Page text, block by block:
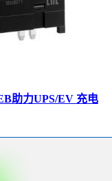
助力UPS/EV 充电